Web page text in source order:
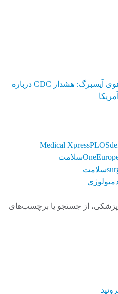
شیوع سایکلوسپورا مرتبط با کاهوی آیسبرگ: هشدار CDC درباره
Medical XpressPLOS
Oneسلامت
سلامت
پزشکی، از جستجو یا برچسب‌های
|